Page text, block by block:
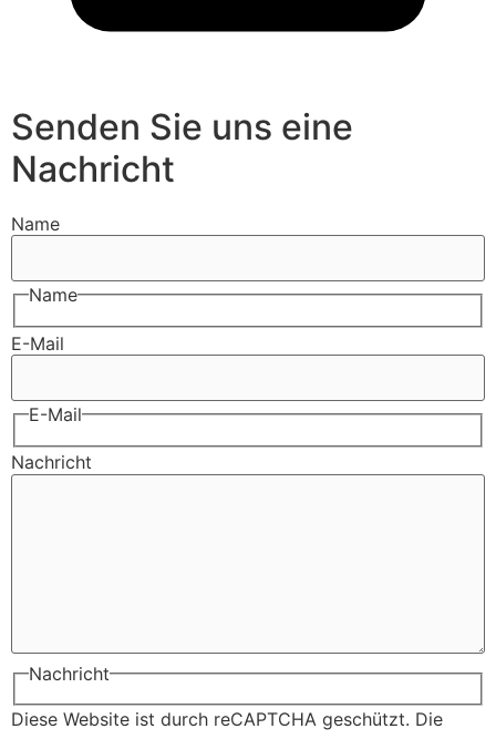
Senden Sie uns eine
Nachricht
Name
Name
E-Mail
E-Mail
Nachricht
Nachricht
Diese Website ist durch reCAPTCHA geschützt. Die